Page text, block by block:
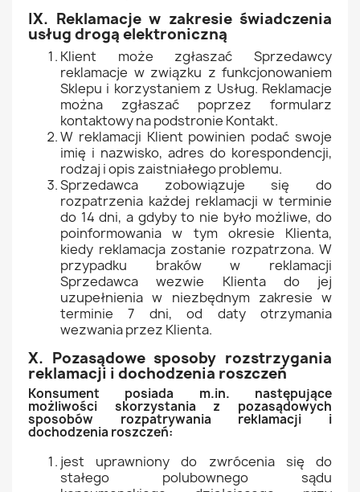
IX. Reklamacje w zakresie świadczenia
usług drogą elektroniczną
Klient może zgłaszać Sprzedawcy
reklamacje w związku z funkcjonowaniem
Sklepu i korzystaniem z Usług. Reklamacje
można zgłaszać poprzez formularz
kontaktowy na podstronie Kontakt.
W reklamacji Klient powinien podać swoje
imię i nazwisko, adres do korespondencji,
rodzaj i opis zaistniałego problemu.
Sprzedawca zobowiązuje się do
rozpatrzenia każdej reklamacji w terminie
do 14 dni, a gdyby to nie było możliwe, do
poinformowania w tym okresie Klienta,
kiedy reklamacja zostanie rozpatrzona. W
przypadku braków w reklamacji
Sprzedawca wezwie Klienta do jej
uzupełnienia w niezbędnym zakresie w
terminie 7 dni, od daty otrzymania
wezwania przez Klienta.
X. Pozasądowe sposoby rozstrzygania
reklamacji i dochodzenia roszczeń
Konsument posiada m.in. następujące
możliwości skorzystania z pozasądowych
sposobów rozpatrywania reklamacji i
dochodzenia roszczeń:
jest uprawniony do zwrócenia się do
stałego polubownego sądu